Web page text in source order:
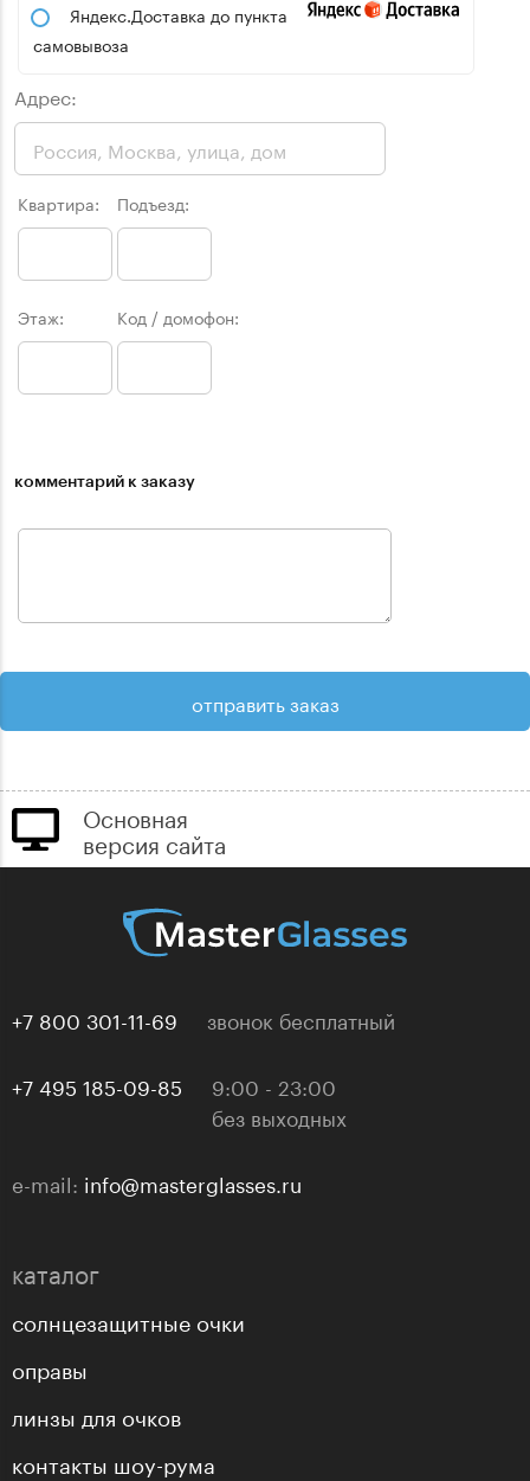
Яндекс.Доставка до пункта
самовывоза
Адрес:
Квартира: Подъезд:
Этаж: Код / домофон:
комментарий к заказу
Основная
версия сайта
+7 800 301-11-69 звонок бесплатный
+7 495 185-09-85
9:00 - 23:00
без выходных
e-mail: info@masterglasses.ru
каталог
солнцезащитные очки
оправы
линзы для очков
контакты шоу-рума